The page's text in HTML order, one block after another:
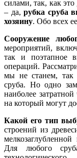
силами, так, как
– да, рубка сруба
хозяину. Обо всех
Сооружение
мероприятий,
так и поэтапное
операций.
мы не станем, так
сруба. Но одно
наиболее
на который могут
Какой его тип
строений из
Для любого